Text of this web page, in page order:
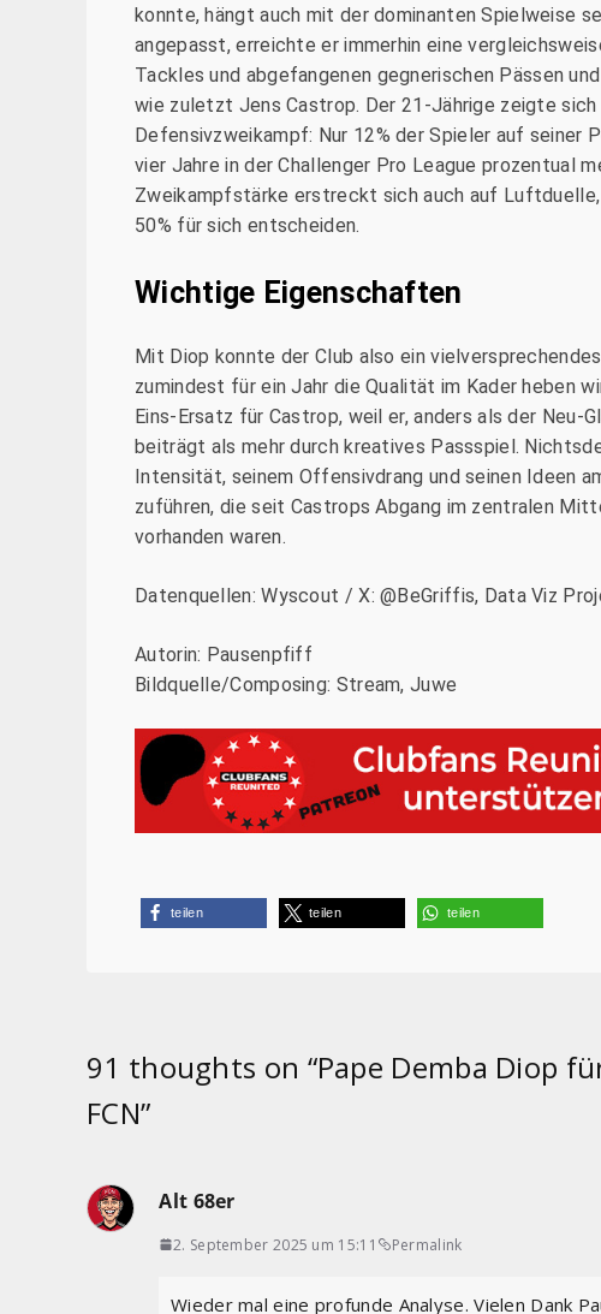
konnte, hängt auch mit der dominanten Spielweise
angepasst, erreichte er immerhin eine
Tackles und abgefangenen gegnerischen Pässen
wie zuletzt Jens Castrop. Der 21-Jährige zeigte
Defensivzweikampf: Nur 12% der Spieler auf
vier Jahre in der Challenger Pro League prozentual
Zweikampfstärke erstreckt sich auch auf
50% für sich entscheiden.
Wichtige Eigenschaften
Mit Diop konnte der Club also ein
zumindest für ein Jahr die Qualität im Kader heben
Eins-Ersatz für Castrop, weil er, anders als der Neu-
beiträgt als mehr durch kreatives Passspiel.
Intensität, seinem Offensivdrang und seinen Ideen
zuführen, die seit Castrops Abgang im zentralen
vorhanden waren.
Datenquellen: Wyscout / X: @BeGriffis, Data Viz
Autorin: Pausenpfiff
Bildquelle/Composing: Stream, Juwe
teilen teilen teilen
91 thoughts on “Pape Demba Diop
FCN”
Alt 68er
2. September 2025 um 15:11 Permalink
Wieder mal eine profunde Analyse. Vielen Dank